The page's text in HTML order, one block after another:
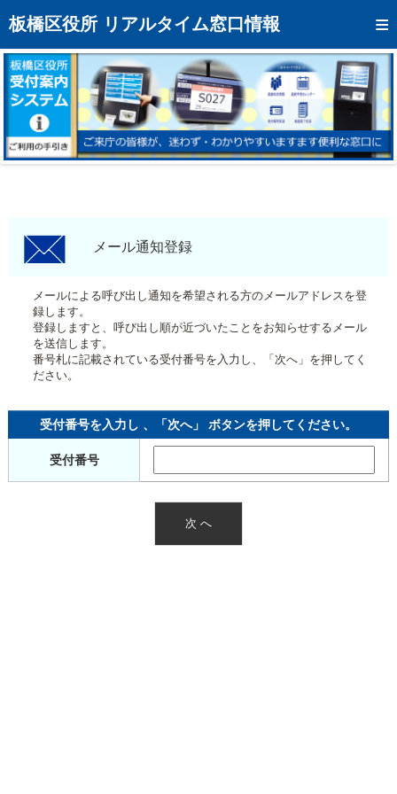
板橋区役所 リアルタイム窓口情報
トップページへ
混雑予想カレンダー
リアルタイム混雑状況
リアルタイム受付番号状況
メール通知登録
モバイルサイト
区役所フロアマップ
メール通知登録
メールによる呼び出し通知を希望される方のメールアドレスを登
録します。
登録しますと、呼び出し順が近づいたことをお知らせするメール
を送信します。
番号札に記載されている受付番号を入力し、「次へ」を押してく
ださい。
受付番号を入力し 、「次へ」 ボタンを押してください。
受付番号